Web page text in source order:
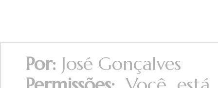
Por: José Gonçalves